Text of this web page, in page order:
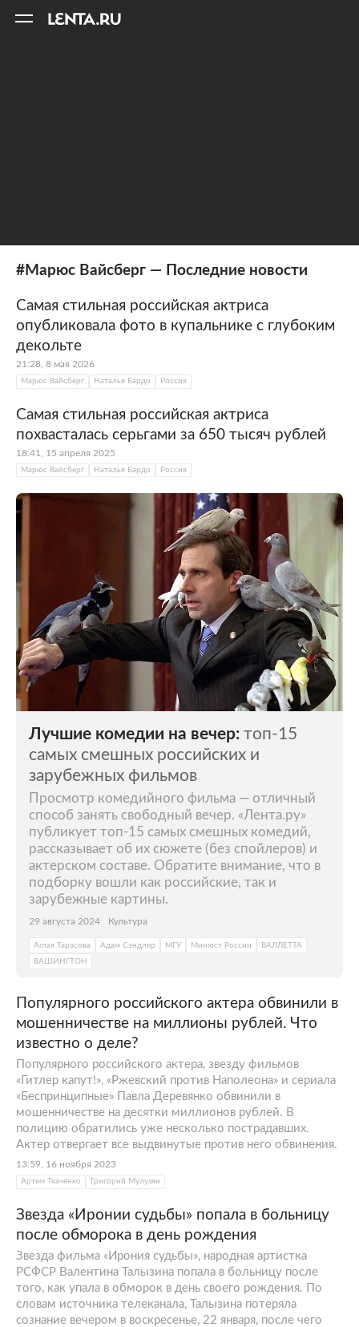
#Марюс Вайсберг — Последние новости
Самая стильная российская актриса
опубликовала фото в купальнике с глубоким
декольте
21:28, 8 мая 2026
Марюс Вайсберг Наталья Бардо Россия
Самая стильная российская актриса
похвасталась серьгами за 650 тысяч рублей
18:41, 15 апреля 2025
Марюс Вайсберг Наталья Бардо Россия
Лучшие комедии на вечер: топ-15
самых смешных российских и
зарубежных фильмов
Просмотр комедийного фильма — отличный
способ занять свободный вечер. «Лента.ру»
публикует топ-15 самых смешных комедий,
рассказывает об их сюжете (без спойлеров) и
актерском составе. Обратите внимание, что в
подборку вошли как российские, так и
зарубежные картины.
29 августа 2024 Культура
Аглая Тарасова Адам Сэндлер МГУ Минюст России
ВАЛЛЕТТА
ВАШИНГТОН
Популярного российского актера обвинили в
мошенничестве на миллионы рублей. Что
известно о деле?
Популярного российского актера, звезду фильмов
«Гитлер капут!», «Ржевский против Наполеона» и сериала
«Беспринципные» Павла Деревянко обвинили в
мошенничестве на десятки миллионов рублей. В
полицию обратились уже несколько пострадавших.
Актер отвергает все выдвинутые против него обвинения.
13:59, 16 ноября 2023
Артем Ткаченко Григорий Мулузян
Звезда «Иронии судьбы» попала в больницу
после обморока в день рождения
Звезда фильма «Ирония судьбы», народная артистка
РСФСР Валентина Талызина попала в больницу после
того, как упала в обморок в день своего рождения. По
словам источника телеканала, Талызина потеряла
сознание вечером в воскресенье, 22 января, после чего